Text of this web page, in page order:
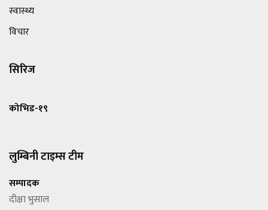
स्वास्थ्य
विचार
सिरिज
कोभिड-१९
लुम्बिनी टाइम्स टीम
सम्पादक
दीक्षा भुसाल